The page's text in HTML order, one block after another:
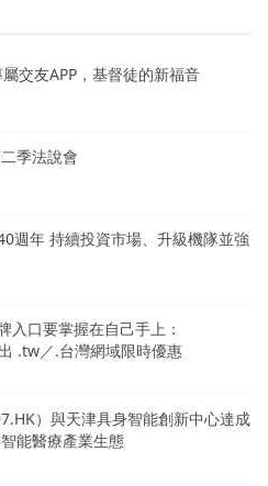
交友APP，基督徒的新福音
季法說會
週年 持續投資市場、升級機隊並強
入口要掌握在自己手上：
.tw／.台灣網域限時優惠
）與天津具身智能創新中心達成
能醫療產業生態